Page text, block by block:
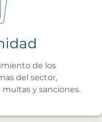
de los
del sector,
y sanciones.